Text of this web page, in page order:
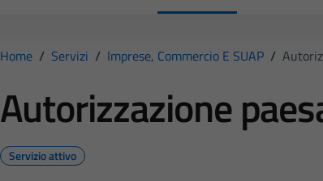
Home / Servizi / Imprese, Commercio E SUAP /
Autorizzazione
Servizio attivo